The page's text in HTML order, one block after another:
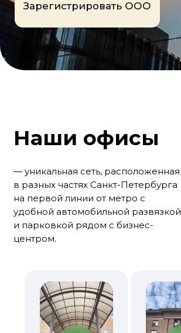
Наши офисы
— уникальная сеть, расположенная
в разных частях Санкт-Петербурга
на первой линии от метро с
удобной автомобильной развязкой
и парковкой рядом с бизнес-
центром.